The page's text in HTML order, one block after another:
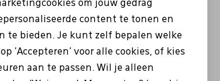
om jouw gedrag
content te tonen en
te bieden. Je kunt zelf bepalen welke
'Accepteren' voor alle cookies, of kies
aan te passen. Wil je alleen